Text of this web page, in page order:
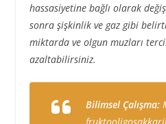
hassasiyetine bağlı olarak
sonra şişkinlik ve gaz gibi
miktarda ve olgun muzları
azaltabilirsiniz.
Bilimsel Çalışma: